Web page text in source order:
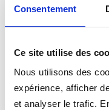
Consentement
Ce site utilise des
Nous utilisons des
expérience, afficher
et analyser le trafic.
✅ Protégez la valeur
✅ Fabrication haut de
le Nord (59).